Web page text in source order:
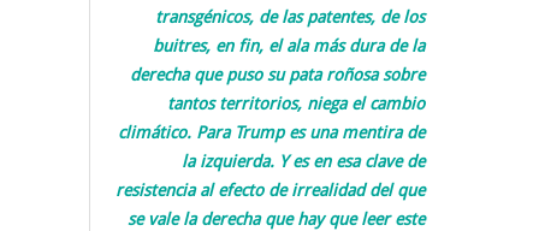
transgénicos, de las patentes, de los
buitres, en fin, el ala más dura de la
derecha que puso su pata roñosa sobre
tantos territorios, niega el cambio
climático. Para Trump es una mentira de
la izquierda. Y es en esa clave de
resistencia al efecto de irrealidad del que
se vale la derecha que hay que leer este